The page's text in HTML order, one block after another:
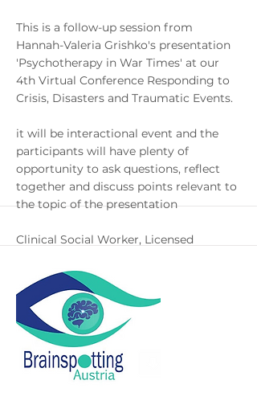
This is a follow-up session from
Hannah-Valeria Grishko's presentation
'Psychotherapy in War Times' at our
4th Virtual Conference Responding to
Crisis, Disasters and Traumatic Events.
it will be interactional event and the
participants will have plenty of
opportunity to ask questions, reflect
together and discuss points relevant to
the topic of the presentation
Clinical Social Worker, Licensed
Supervisor, Certified Clinical Trauma
Professional, Teaching Member of
British and Irish Sandplay
Society/International Society for
Sandplay Therapy, Grief Certified
Psychotherapist (www.grief.com
Approved Supervisor of Play Therapy